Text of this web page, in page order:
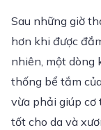
Sau những giờ
hơn khi được
nhiên, một dòng
thống bể tắm
vừa phải giúp cơ
tốt cho da và